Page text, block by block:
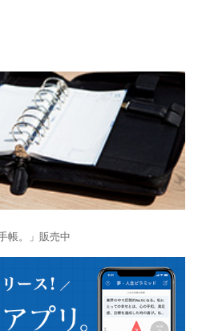
帳。」販売中